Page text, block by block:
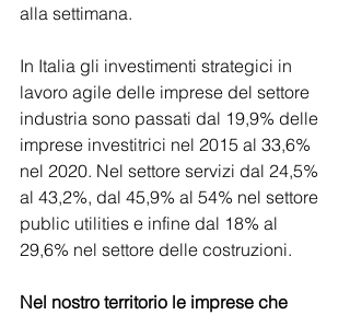
alla settimana.
In Italia gli investimenti strategici in
lavoro agile delle imprese del settore
industria sono passati dal 19,9% delle
imprese investitrici nel 2015 al 33,6%
nel 2020. Nel settore servizi dal 24,5%
al 43,2%, dal 45,9% al 54% nel settore
public utilities e infine dal 18% al
29,6% nel settore delle costruzioni.
Nel nostro territorio le imprese che